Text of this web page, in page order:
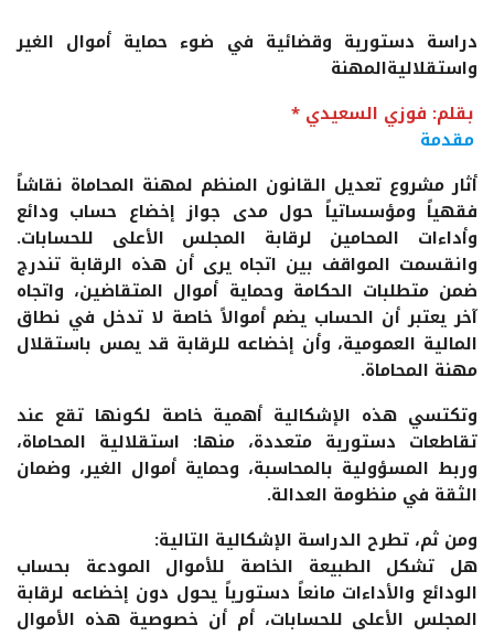
دراسة دستورية وقضائية في ضوء حماية أموال الغير
واستقلاليةالمهنة
بقلم: فوزي السعيدي *
مقدمة
أثار مشروع تعديل القانون المنظم لمهنة المحاماة نقاشاً
فقهياً ومؤسساتياً حول مدى جواز إخضاع حساب ودائع
وأداءات المحامين لرقابة المجلس الأعلى للحسابات.
وانقسمت المواقف بين اتجاه يرى أن هذه الرقابة تندرج
ضمن متطلبات الحكامة وحماية أموال المتقاضين، واتجاه
آخر يعتبر أن الحساب يضم أموالاً خاصة لا تدخل في نطاق
المالية العمومية، وأن إخضاعه للرقابة قد يمس باستقلال
مهنة المحاماة.
وتكتسي هذه الإشكالية أهمية خاصة لكونها تقع عند
تقاطعات دستورية متعددة، منها: استقلالية المحاماة،
وربط المسؤولية بالمحاسبة، وحماية أموال الغير، وضمان
الثقة في منظومة العدالة.
ومن ثم، تطرح الدراسة الإشكالية التالية:
هل تشكل الطبيعة الخاصة للأموال المودعة بحساب
الودائع والأداءات مانعاً دستورياً يحول دون إخضاعه لرقابة
المجلس الأعلى للحسابات، أم أن خصوصية هذه الأموال